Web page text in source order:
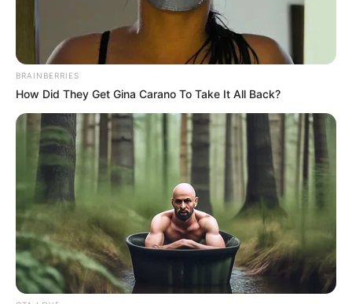
BRAINBERRIES
How Did They Get Gina Carano To Take It All Back?